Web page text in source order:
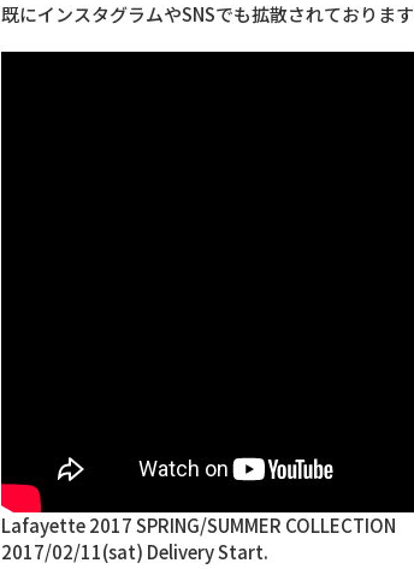
既にインスタグラムやSNSでも拡散されておりま
Lafayette 2017 SPRING/SUMMER COLLECTION
2017/02/11(sat) Delivery Start.